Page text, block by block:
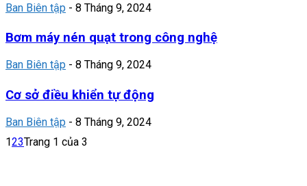
Ban Biên tập - 8 Tháng 9, 2024
Bơm máy nén quạt trong công nghệ
Ban Biên tập - 8 Tháng 9, 2024
Cơ sở điều khiển tự động
Ban Biên tập - 8 Tháng 9, 2024
123Trang 1 của 3